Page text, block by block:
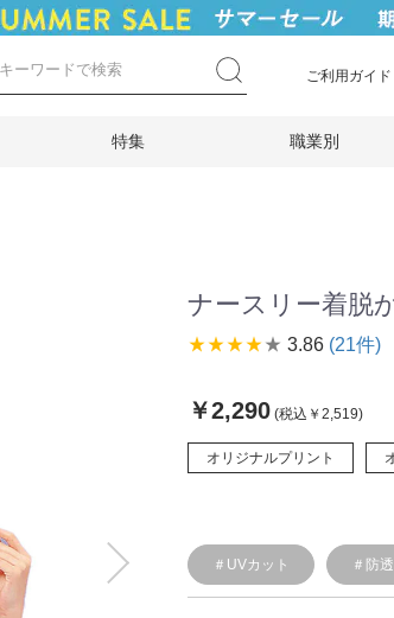
ご利用ガイド
特集 職業別
ナースリー着脱
star_ratestar_ratestar_ratestar_ratestar_rate 3.86 (21件)
￥2,290 (税込￥2,519)
オリジナルプリント
＃UVカット ＃防透